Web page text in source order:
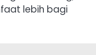
lebih bagi